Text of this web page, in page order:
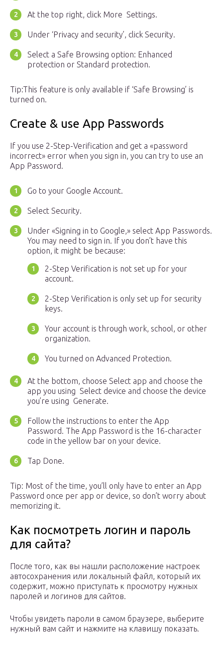
At the top right, click More Settings.
Under ‘Privacy and security’, click Security.
Select a Safe Browsing option: Enhanced
protection or Standard protection.
Tip:This feature is only available if ‘Safe Browsing’ is
turned on.
Create & use App Passwords
If you use 2-Step-Verification and get a «password
incorrect» error when you sign in, you can try to use an
App Password.
Go to your Google Account.
Select Security.
Under «Signing in to Google,» select App Passwords.
You may need to sign in. If you don’t have this
option, it might be because:
2-Step Verification is not set up for your
account.
2-Step Verification is only set up for security
keys.
Your account is through work, school, or other
organization.
You turned on Advanced Protection.
At the bottom, choose Select app and choose the
app you using Select device and choose the device
you’re using Generate.
Follow the instructions to enter the App
Password. The App Password is the 16-character
code in the yellow bar on your device.
Tap Done.
Tip: Most of the time, you’ll only have to enter an App
Password once per app or device, so don’t worry about
memorizing it.
Как посмотреть логин и пароль
для сайта?
После того, как вы нашли расположение настроек
автосохранения или локальный файл, который их
содержит, можно приступать к просмотру нужных
паролей и логинов для сайтов.
Чтобы увидеть пароли в самом браузере, выберите
нужный вам сайт и нажмите на клавишу показать.